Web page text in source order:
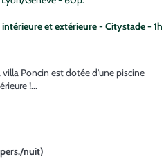
et extérieure - Citystade - 1h
villa Poncin est dotée d'une piscine
!...
nuit)